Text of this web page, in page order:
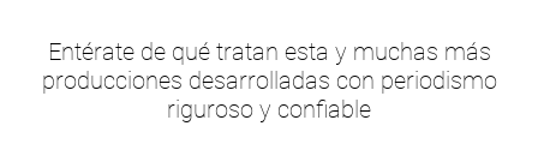
Entérate de qué tratan esta y muchas más
producciones desarrolladas con periodismo
riguroso y confiable